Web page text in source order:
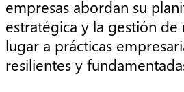
empresas abordan su
estratégica y la gestión
lugar a prácticas
resilientes y